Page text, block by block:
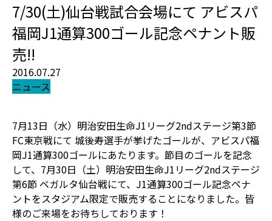
7/30(土)仙台戦試合会場にて アビスパ
福岡J1通算300ゴール記念ペナント販
売!!
2016.07.27
ニュース
7月13日（水）明治安田生命J1リーグ2ndステージ第3節
FC東京戦にて 城後寿選手が挙げたゴールが、アビスパ福
岡J1通算300ゴールにあたります。節目のゴールを記念
して、7月30日（土）明治安田生命J1リーグ2ndステージ
第6節 ベガルタ仙台戦にて、J1通算300ゴール記念ペナ
ントをスタジアム限定で販売することになりました。皆
様のご来場をお待ちしております！